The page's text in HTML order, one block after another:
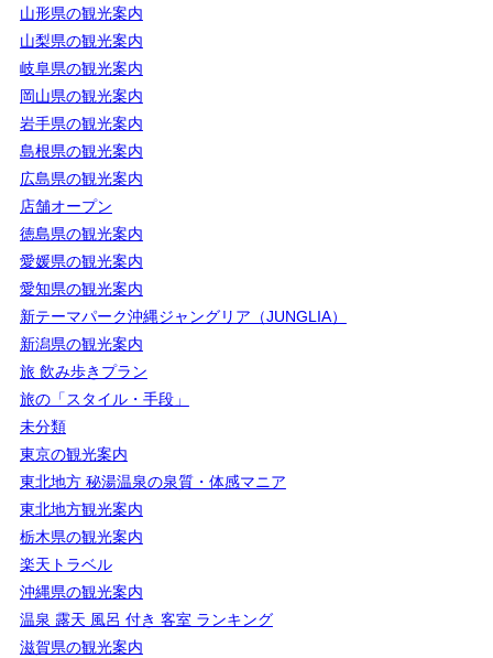
山形県の観光案内
山梨県の観光案内
岐阜県の観光案内
岡山県の観光案内
岩手県の観光案内
島根県の観光案内
広島県の観光案内
店舗オープン
徳島県の観光案内
愛媛県の観光案内
愛知県の観光案内
新テーマパーク沖縄ジャングリア（JUNGLIA）
新潟県の観光案内
旅 飲み歩きプラン
旅の「スタイル・手段」
未分類
東京の観光案内
東北地方 秘湯温泉の泉質・体感マニア
東北地方観光案内
栃木県の観光案内
楽天トラベル
沖縄県の観光案内
温泉 露天 風呂 付き 客室 ランキング
滋賀県の観光案内